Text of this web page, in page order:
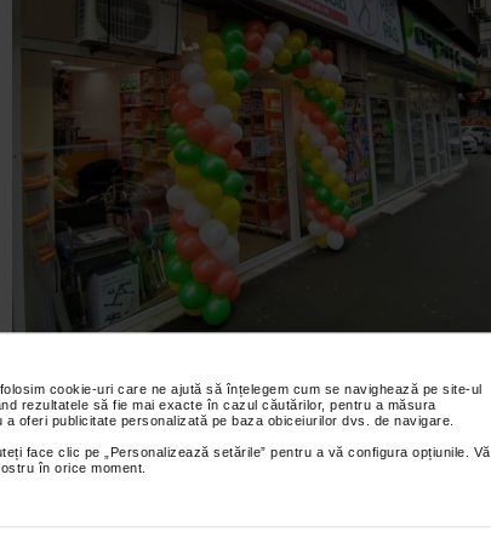
cookie-uri care ne ajută să înțelegem cum se navighează pe site-ul
rezultatele să fie mai exacte în cazul căutărilor, pentru a măsura
oferi publicitate personalizată pe baza obiceiurilor dvs. de navigare.
face clic pe „Personalizează setările” pentru a vă configura opțiunile. Vă
în orice moment.